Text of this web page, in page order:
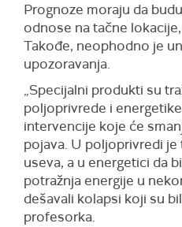
Prognoze moraju da
odnose na tačne
Takođe, neophodno je
upozoravanja.
„Specijalni produkti su
poljoprivrede i
intervencije koje će
pojava. U poljoprivredi
useva, a u energetici da
potražnja energije u
dešavali kolapsi koji su
profesorka.